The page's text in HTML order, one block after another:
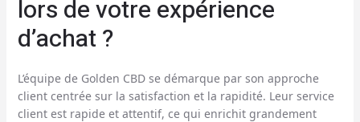
lors de votre expérience
d’achat ?
L’équipe de Golden CBD se démarque par son approche
client centrée sur la satisfaction et la rapidité. Leur service
client est rapide et attentif, ce qui enrichit grandement